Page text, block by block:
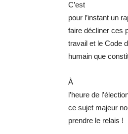
C’est
pour l’instant un
faire décliner ces
travail et le Code
humain que
À
l’heure de
ce sujet majeur
prendre le relais !